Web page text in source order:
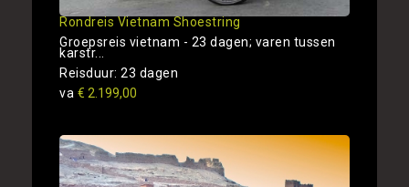
Rondreis Vietnam Shoestring
Groepsreis vietnam - 23 dagen; varen tussen
karstr...
Reisduur: 23 dagen
va € 2.199,00